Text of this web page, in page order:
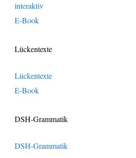
interaktiv
E-Book
Lückentexte
Lückentexte
E-Book
DSH-Grammatik
DSH-Grammatik